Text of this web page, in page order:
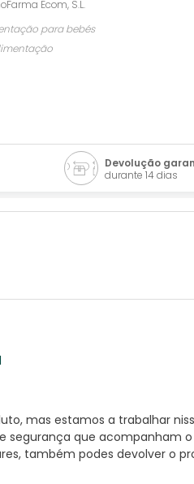
Ecom, S.L.
para bebés
Devolução
durante 14 dias
mas estamos a trabalhar
que acompanham
também podes devolver o